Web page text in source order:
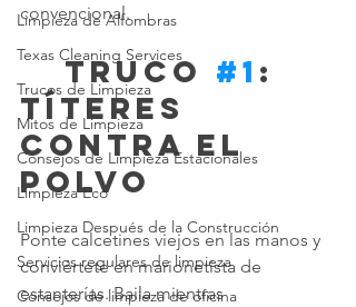
Limpieza de Alfombras
Texas Cleaning Services
Trucos de Limpieza
Mitos de Limpieza
Consejos de Limpieza Estacionales
Limpieza Eco
Limpieza Después de la Construcción
Servicios regulares de limpieza
Consejos de limpieza de oficina
convencional.
Truco #1 :
Títeres
contra el
polvo
Ponte calcetines viejos en las manos y
conviértete en marionetista de
estanterías. Baila mientras